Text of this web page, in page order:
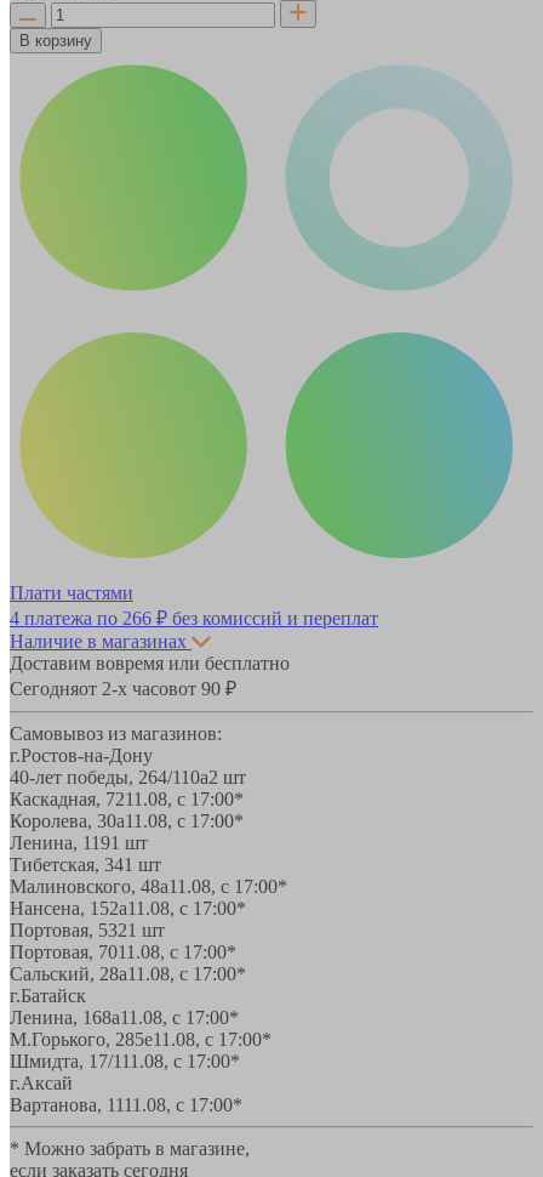
В корзину
Плати частями
4 платежа по 266 ₽ без комиссий и переплат
Наличие в магазинах
Доставим вовремя или бесплатно
Сегодняот 2-х часовот 90 ₽
Самовывоз из магазинов:
г.Ростов-на-Дону
40-лет победы, 264/110а2 шт
Каскадная, 7211.08, с 17:00*
Королева, 30а11.08, с 17:00*
Ленина, 1191 шт
Тибетская, 341 шт
Малиновского, 48а11.08, с 17:00*
Нансена, 152а11.08, с 17:00*
Портовая, 5321 шт
Портовая, 7011.08, с 17:00*
Сальский, 28a11.08, с 17:00*
г.Батайск
Ленина, 168а11.08, с 17:00*
М.Горького, 285е11.08, с 17:00*
Шмидта, 17/111.08, с 17:00*
г.Аксай
Вартанова, 1111.08, с 17:00*
* Можно забрать в магазине,
если заказать сегодня